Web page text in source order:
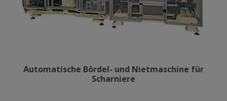
Automatische Bördel- und Nietmaschine für
Scharniere